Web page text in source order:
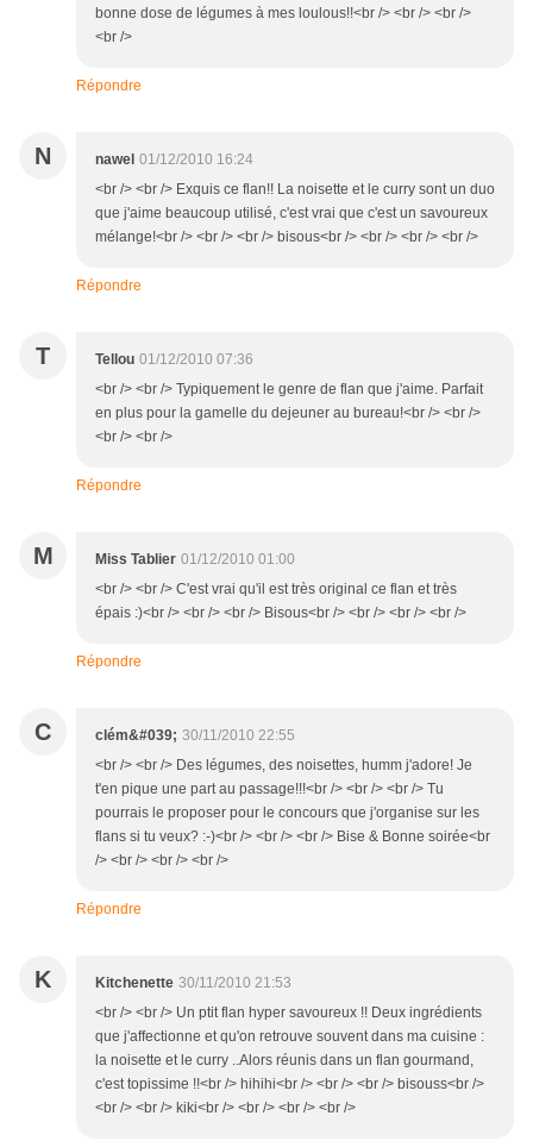
bonne dose de légumes à mes loulous!!<br /> <br /> <br />
<br />
Répondre
N nawel 01/12/2010 16:24
<br /> <br /> Exquis ce flan!! La noisette et le curry sont un duo
que j'aime beaucoup utilisé, c'est vrai que c'est un savoureux
mélange!<br /> <br /> <br /> bisous<br /> <br /> <br /> <br />
Répondre
T Tellou 01/12/2010 07:36
<br /> <br /> Typiquement le genre de flan que j'aime. Parfait
en plus pour la gamelle du dejeuner au bureau!<br /> <br />
<br /> <br />
Répondre
M Miss Tablier 01/12/2010 01:00
<br /> <br /> C'est vrai qu'il est très original ce flan et très
épais :)<br /> <br /> <br /> Bisous<br /> <br /> <br /> <br />
Répondre
C clém&#039; 30/11/2010 22:55
<br /> <br /> Des légumes, des noisettes, humm j'adore! Je
t'en pique une part au passage!!!<br /> <br /> <br /> Tu
pourrais le proposer pour le concours que j'organise sur les
flans si tu veux? :-)<br /> <br /> <br /> Bise & Bonne soirée<br
/> <br /> <br /> <br />
Répondre
K Kitchenette 30/11/2010 21:53
<br /> <br /> Un ptit flan hyper savoureux !! Deux ingrédients
que j'affectionne et qu'on retrouve souvent dans ma cuisine :
la noisette et le curry ..Alors réunis dans un flan gourmand,
c'est topissime !!<br /> hihihi<br /> <br /> <br /> bisouss<br />
<br /> <br /> kiki<br /> <br /> <br /> <br />